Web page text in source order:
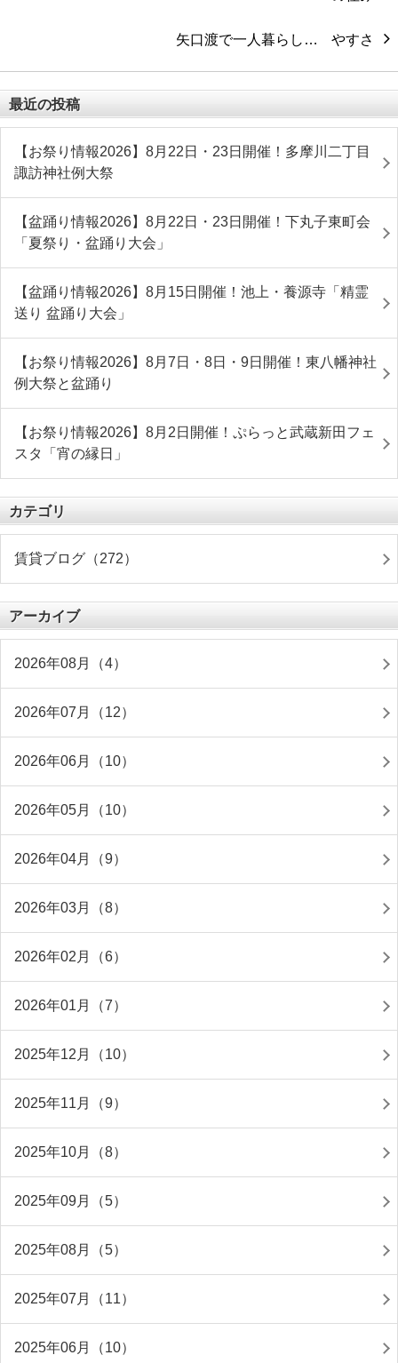
矢口渡で一人暮らし…
最近の投稿
【お祭り情報2026】8月22日・23日開催！多摩川二丁目
諏訪神社例大祭
【盆踊り情報2026】8月22日・23日開催！下丸子東町会
「夏祭り・盆踊り大会」
【盆踊り情報2026】8月15日開催！池上・養源寺「精霊
送り 盆踊り大会」
【お祭り情報2026】8月7日・8日・9日開催！東八幡神社
例大祭と盆踊り
【お祭り情報2026】8月2日開催！ぷらっと武蔵新田フェ
スタ「宵の縁日」
カテゴリ
賃貸ブログ（272）
アーカイブ
2026年08月（4）
2026年07月（12）
2026年06月（10）
2026年05月（10）
2026年04月（9）
2026年03月（8）
2026年02月（6）
2026年01月（7）
2025年12月（10）
2025年11月（9）
2025年10月（8）
2025年09月（5）
2025年08月（5）
2025年07月（11）
2025年06月（10）